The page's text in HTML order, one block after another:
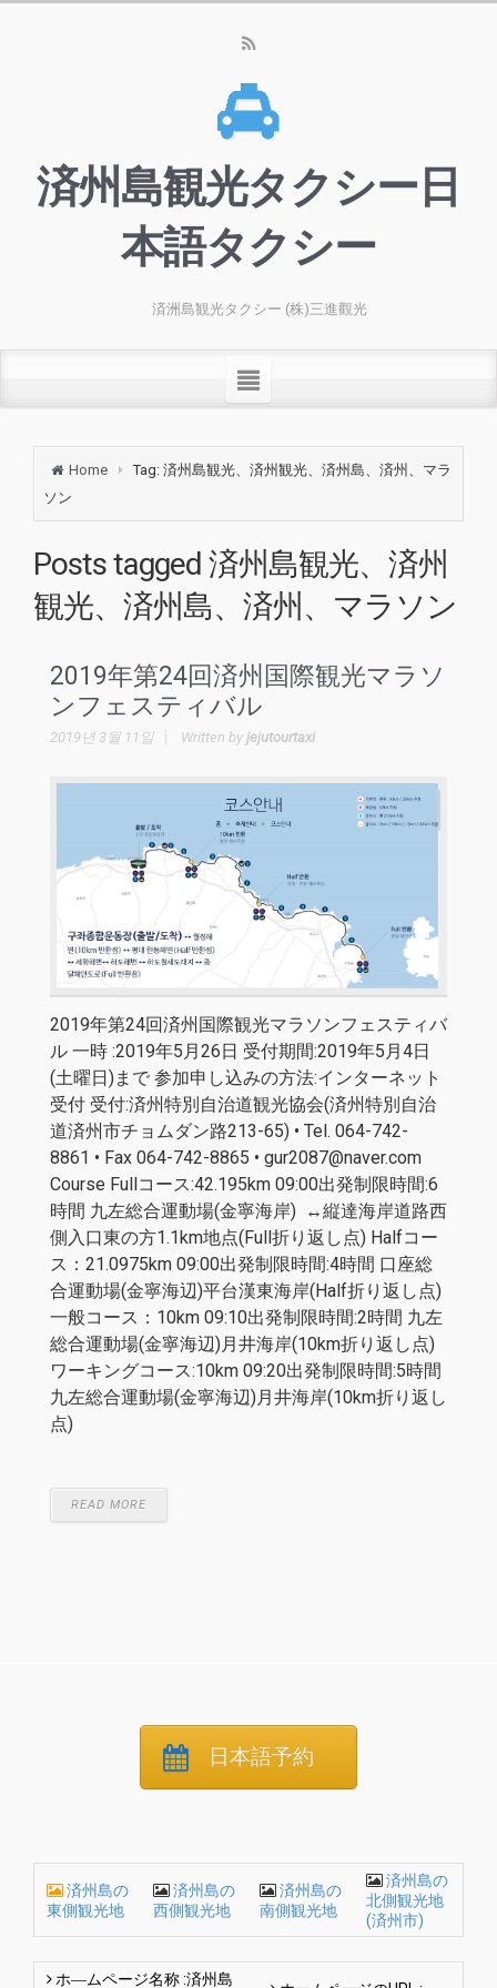
済州島観光タクシー日
本語タクシー
済洲島観光タクシー (株)三進觀光
Home
Tag: 済州島観光、済州観光、済州島、済州、マラ
ソン
Posts tagged 済州島観光、済州
観光、済州島、済州、マラソン
2019年第24回済州国際観光マラソ
ンフェスティバル
2019년 3월 11일 Written by jejutourtaxi
2019年第24回済州国際観光マラソンフェスティバ
ル 一時 :2019年5月26日 受付期間:2019年5月4日
(土曜日)まで 参加申し込みの方法:インターネット
受付 受付:済州特別自治道観光協会(済州特別自治
道済州市チョムダン路213-65) • Tel. 064-742-
8861 • Fax 064-742-8865 • gur2087@naver.com
Course Fullコース:42.195km 09:00出発制限時間:6
時間 九左総合運動場(金寧海岸) ↔縦達海岸道路西
側入口東の方1.1km地点(Full折り返し点) Halfコー
ス：21.0975km 09:00出発制限時間:4時間 口座総
合運動場(金寧海辺)平台漢東海岸(Half折り返し点)
一般コース：10km 09:10出発制限時間:2時間 九左
総合運動場(金寧海辺)月井海岸(10km折り返し点)
ワーキングコース:10km 09:20出発制限時間:5時間
九左総合運動場(金寧海辺)月井海岸(10km折り返し
点)
READ MORE
日本語予約
済州島の
東側観光地
済州島の
西側観光地
済州島の
南側観光地
済州島の
北側観光地
(済州市)
ホ―ムページ名称 :済州島